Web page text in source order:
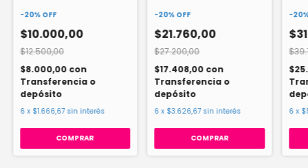
-20% OFF
$10.000,00
$12.500,00
$8.000,00 con
Transferencia o
depósito
6 x $1.666,67 sin interés
-20% OFF
$21.760,00
$27.200,00
$17.408,00 con
Transferencia o
depósito
6 x $3.626,67 sin interés
-20
6 x